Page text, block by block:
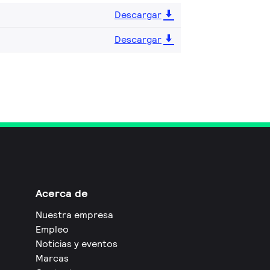
Descargar
Descargar
Acerca de
Nuestra empresa
Empleo
Noticias y eventos
Marcas